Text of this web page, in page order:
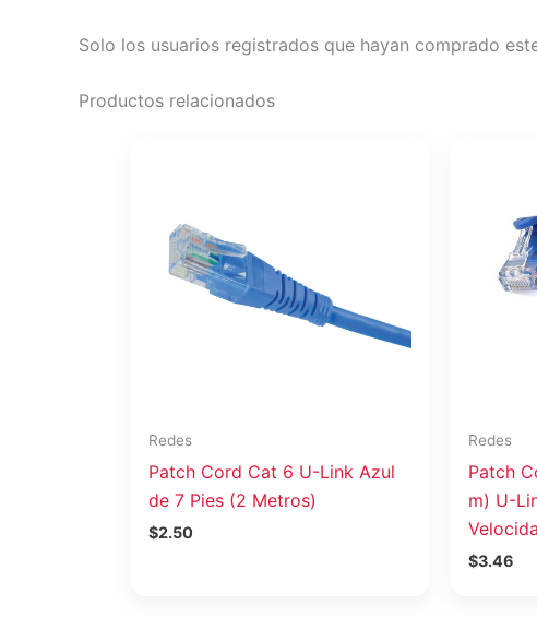
Solo los usuarios registrados que hayan comprado
Productos relacionados
Redes
Patch Cord Cat 6 U-Link Azul
de 7 Pies (2 Metros)
$2.50
Redes
Patch
m) U-
$3.46